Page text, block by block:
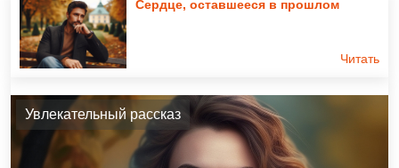
Сердце, оставшееся в прошлом
Читать
Увлекательный рассказ